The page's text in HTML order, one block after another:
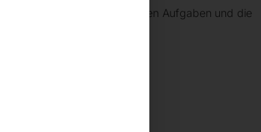
für die täglichen Aufgaben und die